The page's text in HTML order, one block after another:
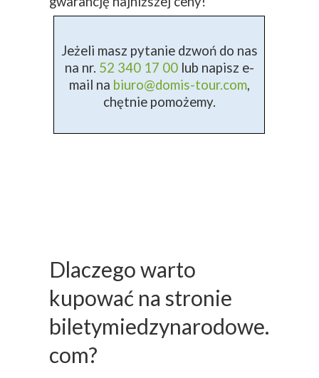
Jeżeli masz pytanie dzwoń do nas
na nr. 52 340 17 00lub napisz e-
mail na biuro@domis-tour.com,
chętnie pomożemy.
Dlaczego warto
kupować na stronie
biletymiedzynarodowe.
com?